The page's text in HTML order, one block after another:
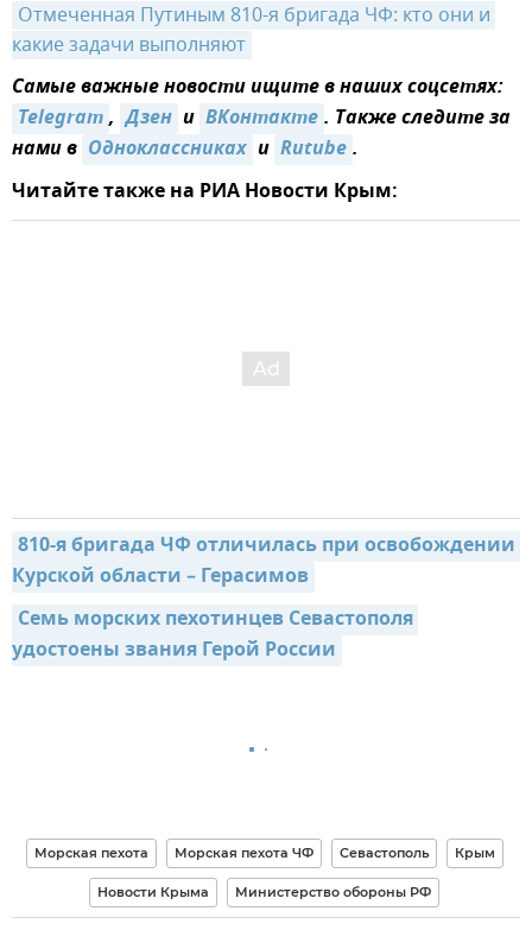
Отмеченная Путиным 810-я бригада ЧФ: кто они и
какие задачи выполняют
Самые важные новости ищите в наших соцсетях:
Telegram, Дзен и ВКонтакте. Также следите за
нами в Одноклассниках и Rutube.
Читайте также на РИА Новости Крым:
810-я бригада ЧФ отличилась при освобождении
Курской области – Герасимов
Семь морских пехотинцев Севастополя
удостоены звания Герой России
Морская пехота Морская пехота ЧФ Севастополь Крым
Новости Крыма Министерство обороны РФ